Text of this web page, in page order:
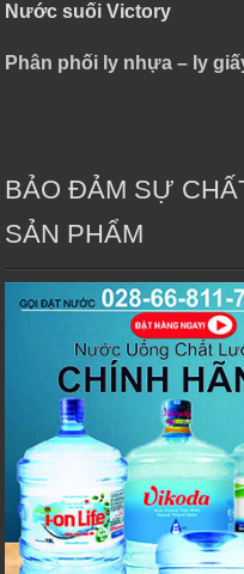
Nước suối Victory
Phân phối ly nhựa – ly
BẢO ĐẢM SỰ
SẢN PHẨM